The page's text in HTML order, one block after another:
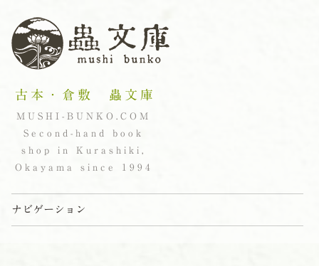
古本・倉敷 蟲文庫
MUSHI-BUNKO.COM
Second-hand book
shop in Kurashiki,
Okayama since 1994
ナビゲーション